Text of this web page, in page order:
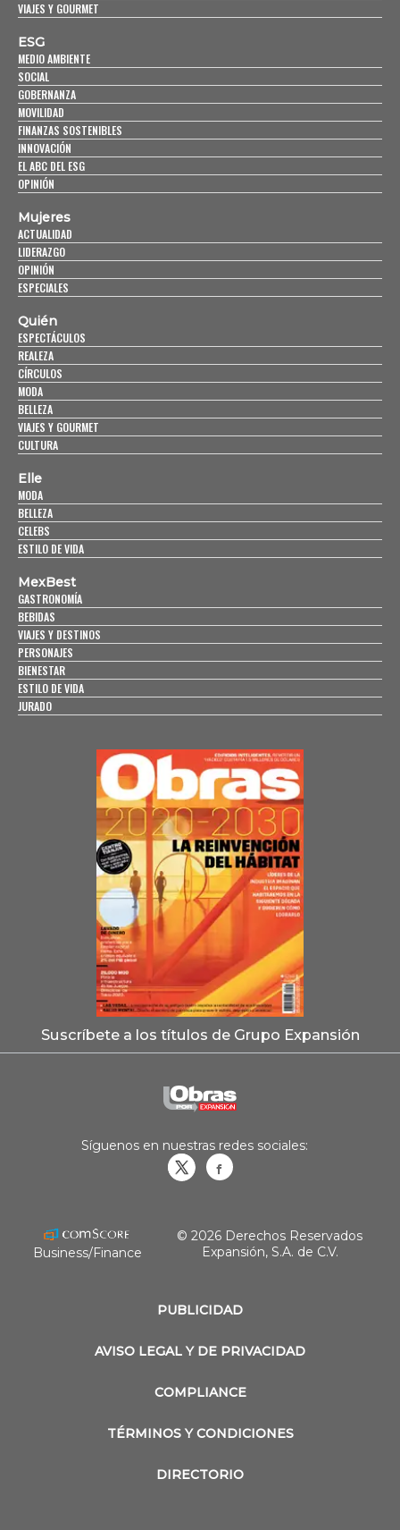
VIAJES Y GOURMET
ESG
MEDIO AMBIENTE
SOCIAL
GOBERNANZA
MOVILIDAD
FINANZAS SOSTENIBLES
INNOVACIÓN
EL ABC DEL ESG
OPINIÓN
Mujeres
ACTUALIDAD
LIDERAZGO
OPINIÓN
ESPECIALES
Quién
ESPECTÁCULOS
REALEZA
CÍRCULOS
MODA
BELLEZA
VIAJES Y GOURMET
CULTURA
Elle
MODA
BELLEZA
CELEBS
ESTILO DE VIDA
MexBest
GASTRONOMÍA
BEBIDAS
VIAJES Y DESTINOS
PERSONAJES
BIENESTAR
ESTILO DE VIDA
JURADO
Suscríbete a los títulos de Grupo Expansión
PUBLICIDAD
AVISO LEGAL Y DE PRIVACIDAD
COMPLIANCE
TÉRMINOS Y CONDICIONES
DIRECTORIO
Síguenos en nuestras redes sociales:
Business/Finance
© 2026 Derechos Reservados
Expansión, S.A. de C.V.